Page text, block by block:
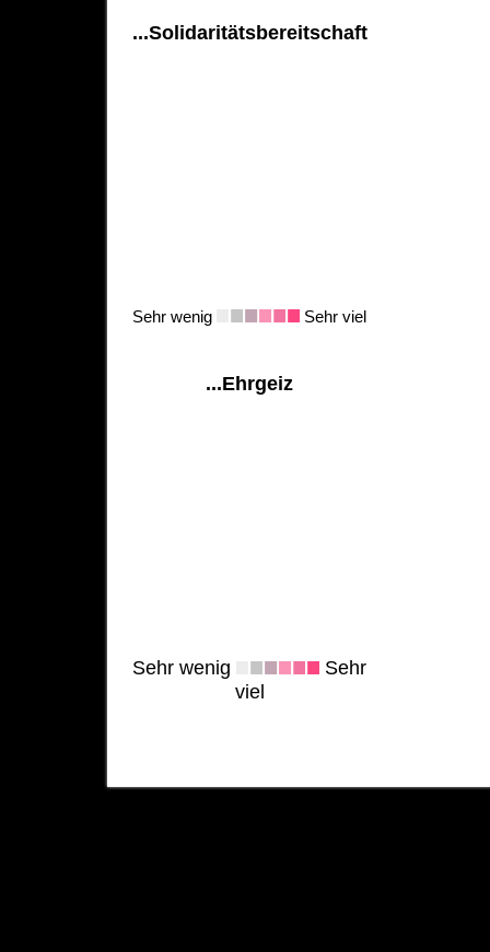
...Solidaritätsbereitschaft
Sehr wenig Sehr viel
...Ehrgeiz
Sehr wenig
Sehr
viel